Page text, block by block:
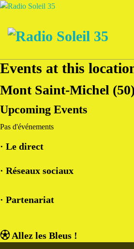
Aller
contenu
Events at this
Mont Saint-Michel (50)
Upcoming Events
Pas d'événements
· Le direct
· Réseaux sociaux
· Partenariat
⚽︎ Allez les Bleus !